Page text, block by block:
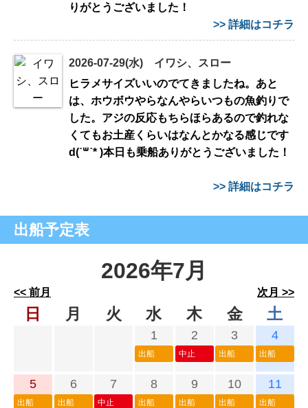
りがとうございました！
>> 詳細はコチラ
2026-07-29(水) イワシ、スロー
ヒラメサイズいいのでてきましたね。あと
は、ホウボウやらなんやらいつもの魚釣りで
した。アジの反応もちらほらあるので釣れな
くてもお土産くらいはなんとかなる感じです
d(˙꒳​˙* )本日も乗船ありがとうございました！
>> 詳細はコチラ
出船予定表
2026年7月
<< 前月 次月 >>
日 月 火 水 木 金 土
1
出船
2
中止
3
出船
4
出船
5
出船
6
出船
7
中止
8
出船
9
出船
10
出船
11
出船